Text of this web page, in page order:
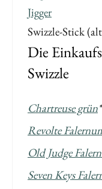
Jigger
Swizzle-Stick
Die
Swizzle
Chartreuse grün*
Revolte
Old Judge
Seven Keys